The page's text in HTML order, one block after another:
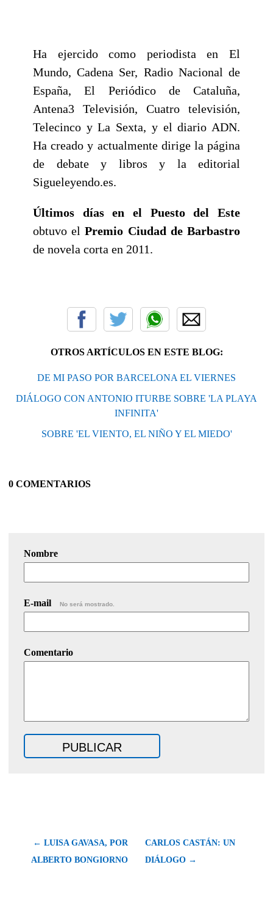
Ha ejercido como periodista en El
Mundo, Cadena Ser, Radio Nacional de
España, El Periódico de Cataluña,
Antena3 Televisión, Cuatro televisión,
Telecinco y La Sexta, y el diario ADN.
Ha creado y actualmente dirige la página
de debate y libros y la editorial
Sigueleyendo.es.
Últimos días en el Puesto del Este
obtuvo elPremio Ciudad de Barbastro
de novela corta en 2011.
OTROS ARTÍCULOS EN ESTE BLOG:
DE MI PASO POR BARCELONA EL VIERNES
DIÁLOGO CON ANTONIO ITURBE SOBRE 'LA PLAYA
INFINITA'
SOBRE 'EL VIENTO, EL NIÑO Y EL MIEDO'
0 COMENTARIOS
Nombre
E-mail No será mostrado.
Comentario
← LUISA GAVASA, POR
ALBERTO BONGIORNO
CARLOS CASTÁN: UN
DIÁLOGO →